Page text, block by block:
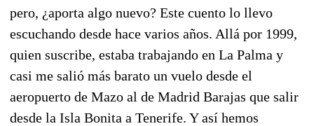
pero, ¿aporta algo nuevo? Este cuento lo llevo
escuchando desde hace varios años. Allá por 1999,
quien suscribe, estaba trabajando en La Palma y
casi me salió más barato un vuelo desde el
aeropuerto de Mazo al de Madrid Barajas que salir
desde la Isla Bonita a Tenerife. Y así hemos